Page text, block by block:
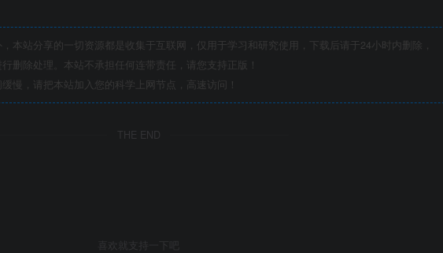
站分享的一切资源都是收集于互联网，仅用于学习和研究使用，下载后请于24小时内删除，
删除处理。本站不承担任何连带责任，请您支持正版！
，请把本站加入您的科学上网节点，高速访问！
THE END
喜欢就支持一下吧